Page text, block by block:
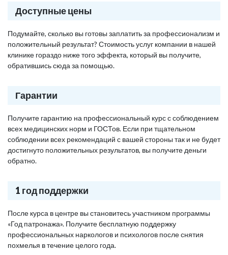
Доступные цены
Подумайте, сколько вы готовы заплатить за профессионализм и
положительный результат? Стоимость услуг компании в нашей
клинике гораздо ниже того эффекта, который вы получите,
обратившись сюда за помощью.
Гарантии
Получите гарантию на профессиональный курс с соблюдением
всех медицинских норм и ГОСТов. Если при тщательном
соблюдении всех рекомендаций с вашей стороны так и не будет
достигнуто положительных результатов, вы получите деньги
обратно.
1 год поддержки
После курса в центре вы становитесь участником программы
«Год патронажа». Получите бесплатную поддержку
профессиональных наркологов и психологов после снятия
похмелья в течение целого года.